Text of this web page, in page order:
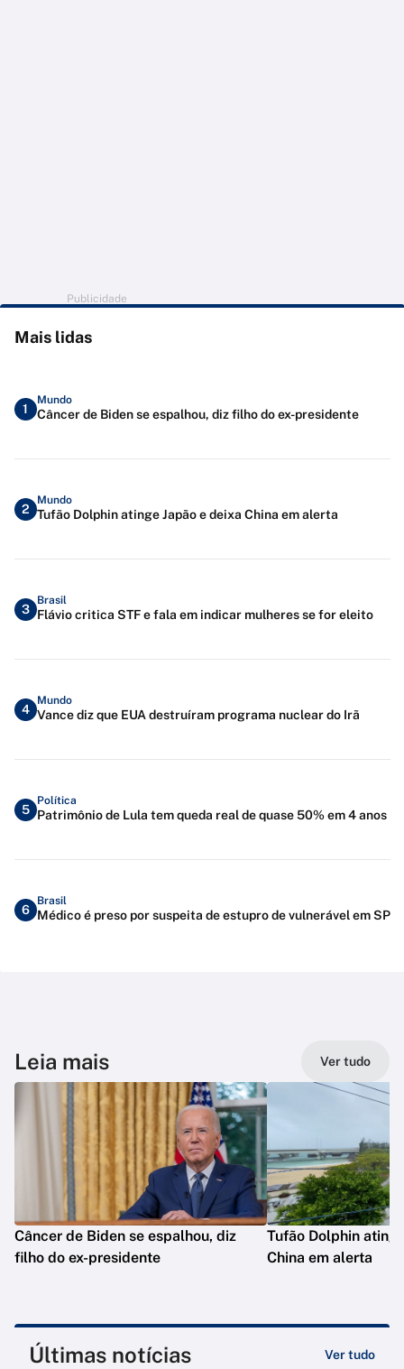
Publicidade
Mais lidas
1
Mundo
Câncer de Biden se espalhou, diz filho do ex-presidente
2
Mundo
Tufão Dolphin atinge Japão e deixa China em alerta
3
Brasil
Flávio critica STF e fala em indicar mulheres se for eleito
4
Mundo
Vance diz que EUA destruíram programa nuclear do Irã
5
Política
Patrimônio de Lula tem queda real de quase 50% em 4 anos
6
Brasil
Médico é preso por suspeita de estupro de vulnerável em SP
Leia mais Ver tudo
Câncer de Biden se espalhou, diz
filho do ex-presidente
Tufão Dolphin
China em alerta
Últimas notícias Ver tudo